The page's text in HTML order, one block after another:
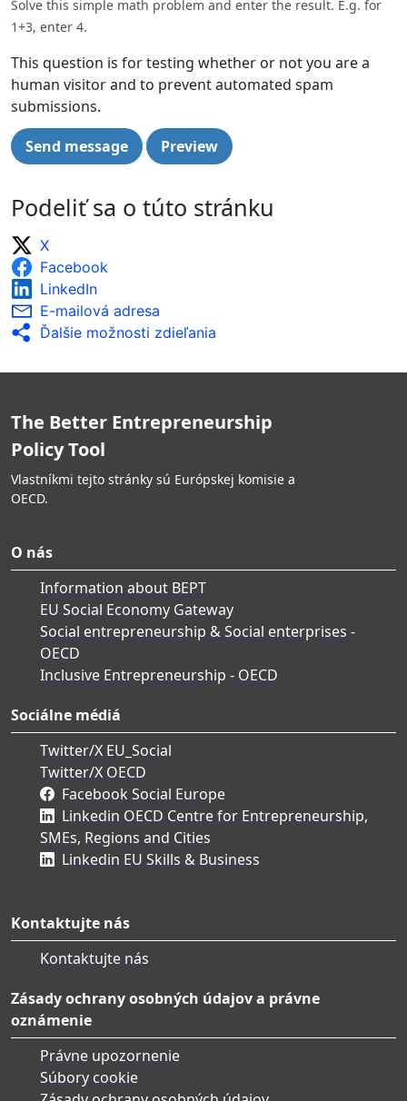
Solve this simple math problem and enter the result. E.g. for
1+3, enter 4.
This question is for testing whether or not you are a
human visitor and to prevent automated spam
submissions.
Podeliť sa o túto stránku
X
Facebook
LinkedIn
E-mailová adresa
Ďalšie možnosti zdieľania
The Better Entrepreneurship
Policy Tool
Vlastníkmi tejto stránky sú Európskej komisie a
OECD.
O nás
Information about BEPT
EU Social Economy Gateway
Social entrepreneurship & Social enterprises -
OECD
Inclusive Entrepreneurship - OECD
Sociálne médiá
Twitter/X EU_Social
Twitter/X OECD
Facebook Social Europe
Linkedin OECD Centre for Entrepreneurship,
SMEs, Regions and Cities
Linkedin EU Skills & Business
Kontaktujte nás
Kontaktujte nás
Zásady ochrany osobných údajov a právne
oznámenie
Právne upozornenie
Súbory cookie